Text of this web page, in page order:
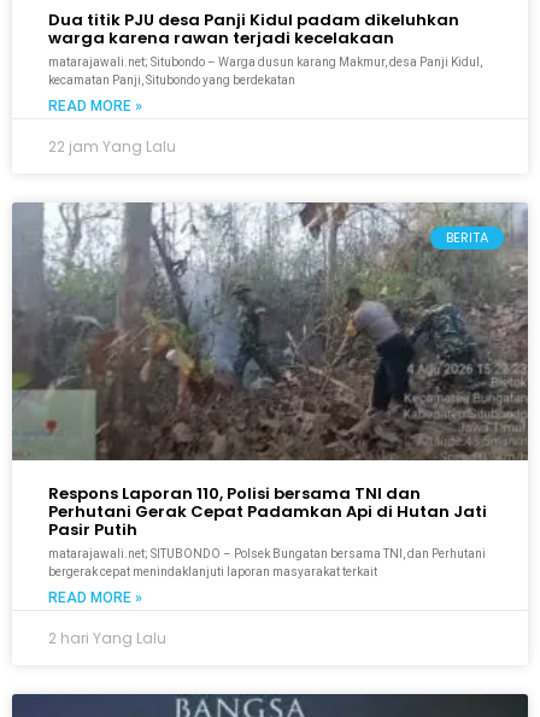
Dua titik PJU desa Panji Kidul padam dikeluhkan
warga karena rawan terjadi kecelakaan
matarajawali.net; Situbondo – Warga dusun karang Makmur, desa Panji Kidul,
kecamatan Panji, Situbondo yang berdekatan
READ MORE »
22 jam Yang Lalu
BERITA
Respons Laporan 110, Polisi bersama TNI dan
Perhutani Gerak Cepat Padamkan Api di Hutan Jati
Pasir Putih
matarajawali.net; SITUBONDO – Polsek Bungatan bersama TNI, dan Perhutani
bergerak cepat menindaklanjuti laporan masyarakat terkait
READ MORE »
2 hari Yang Lalu